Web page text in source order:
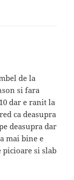
de la
si fara
dar e ranit la
ca deasupra
deasupra dar
mai bine e
si slab